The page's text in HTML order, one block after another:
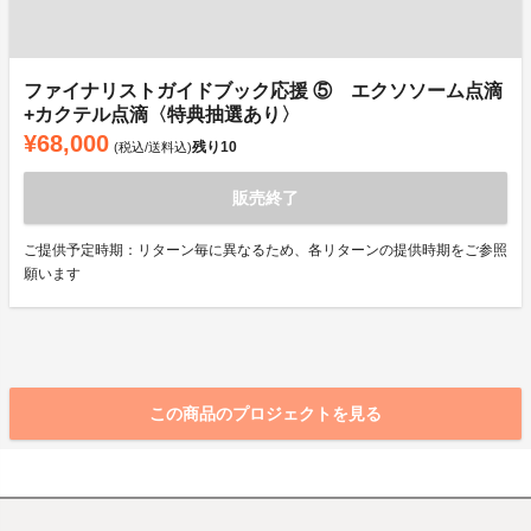
ファイナリストガイドブック応援 ⑤ エクソソーム点滴
+カクテル点滴〈特典抽選あり〉
¥68,000 (税込/送料込)残り10
販売終了
ご提供予定時期：リターン毎に異なるため、各リターンの提供時期をご参照
願います
この商品のプロジェクトを見る